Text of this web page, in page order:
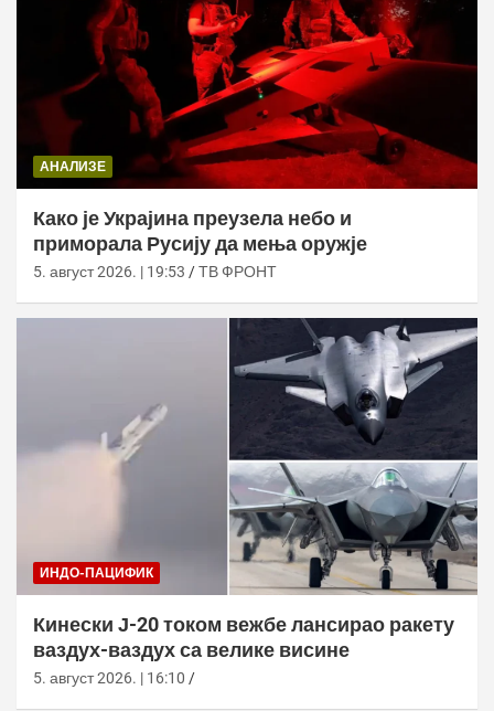
АНАЛИЗЕ
Како је Украјина преузела небо и
приморала Русију да мења оружје
5. август 2026. | 19:53 ТВ ФРОНТ
ИНДО-ПАЦИФИК
Кинески Ј-20 током вежбе лансирао ракету
ваздух-ваздух са велике висине
5. август 2026. | 16:10